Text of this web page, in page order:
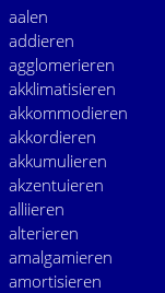
aalen
addieren
agglomerieren
akklimatisieren
akkommodieren
akkordieren
akkumulieren
akzentuieren
alliieren
alterieren
amalgamieren
amortisieren